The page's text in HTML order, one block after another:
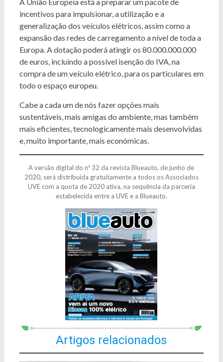
incentivos para impulsionar, a utilização e a
generalização dos veículos elétricos, assim como a
expansão das redes de carregamento a nível de toda a
Europa. A dotação poderá atingir os 80.000.000.000
de euros, incluindo a possível isenção do IVA, na
compra de um veículo elétrico, para os particulares em
todo o espaço europeu.
Cabe a cada um de nós fazer opções mais
sustentáveis, mais amigas do ambiente, mas também
mais eficientes, tecnologicamente mais desenvolvidas
e, muito importante, mais económicas.
A versão digital do nº 32 da revista Blueauto, de junho de
2020, será distribuída gratuitamente a todos os Associados
UVE com a quota de 2020 ativa, na sequência da parceria
estabelecida entre a UVE e a Blueauto.
Artigos relacionados